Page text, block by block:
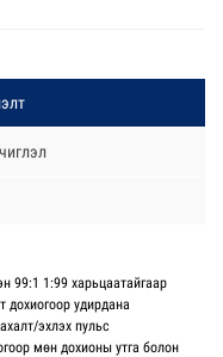
99:1 1:99 харьцаатайгаар
дохиогоор удирдана
эхлэх пульс
мөн дохионы утга болон